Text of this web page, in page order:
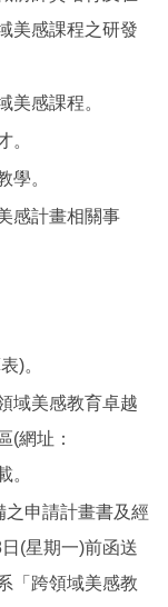
美感課程之研發
美感課程。
。
學。
感計畫相關事
)。
域美感教育卓越
(網址：
。
之申請計畫書及經
(星期一)前函送
「跨領域美感教